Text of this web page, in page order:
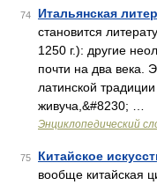
74 Итальянская
становится
1250 г.): другие
почти на два века.
латинской
живуча,&#8230; …
Энциклопедический
75 Китайское
вообще китайская